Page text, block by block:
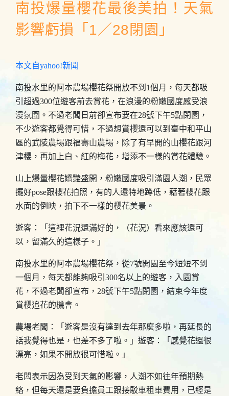
南投爆量櫻花最後美拍！天氣
影響虧損「1／28閉園」
本文自yahoo!新聞
南投水里的阿本農場櫻花祭開放不到1個月，每天都吸
引超過300位遊客前去賞花，在浪漫的粉嫩國度感受浪
漫氛圍。不過老闆日前卻宣布要在28號下午5點閉園，
不少遊客都覺得可惜，不過想賞櫻還可以到臺中和平山
區的武陵農場跟福壽山農場，除了有早開的山櫻花跟河
津櫻，再加上白、紅的梅花，增添不一樣的賞花體驗。
山上爆量櫻花嬌豔盛開，粉嫩國度吸引滿園人潮，民眾
擺好pose跟櫻花拍照，有的人還特地蹲低，藉著櫻花跟
水面的倒映，拍下不一樣的櫻花美景。
遊客：「這裡花況還滿好的，（花況）看來應該還可
以，留滿久的這樣子。」
南投水里的阿本農場櫻花祭，從7號開園至今短短不到
一個月，每天都能夠吸引300名以上的遊客，入園賞
花，不過老闆卻宣布，28號下午5點閉園，結束今年度
賞櫻追花的機會。
農場老闆：「遊客是沒有達到去年那麼多啦，再延長的
話我覺得也是，也差不多了啦。」遊客：「感覺花還很
漂亮，如果不開放很可惜啦。」
老闆表示因為受到天氣的影響，人潮不如往年預期熱
絡，但每天還是要負擔員工跟接駁車租車費用，已經是